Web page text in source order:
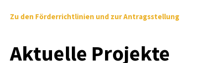
Zu den Förderrichtlinien und zur Antragsstellung
Aktuelle Projekte